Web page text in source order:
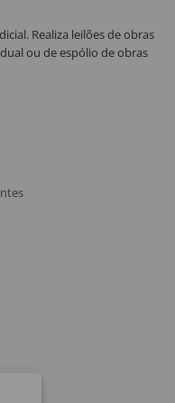
Realiza leilões de obras
ou de espólio de obras